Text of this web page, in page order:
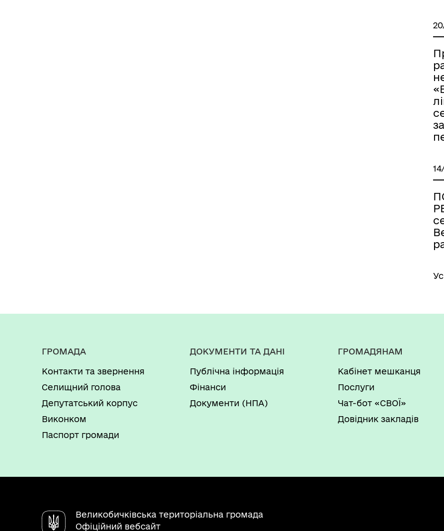
ГРОМАДА
Контакти та звернення
Селищний голова
Депутатський корпус
Виконком
Паспорт громади
ДОКУМЕНТИ ТА ДАНІ
Публічна інформація
Фінанси
Документи (НПА)
ГРОМАДЯНАМ
Кабінет мешканця
Послуги
Чат-бот «СВОЇ»
Довідник закладів
Великобичківська територіальна громада
Офіційний вебсайт